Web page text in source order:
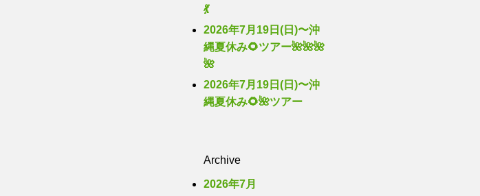
💃
2026年7月19日(日)〜沖
縄夏休み🌻ツアー🌺🌺🌺
🌺
2026年7月19日(日)〜沖
縄夏休み🌻🌺ツアー
Archive
2026年7月